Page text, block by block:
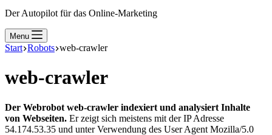
Der Autopilot für das Online-Marketing
Menu
Start Robots web-crawler
web-crawler
Der Webrobot web-crawler indexiert und analysiert Inhalte
von Webseiten. Er zeigt sich meistens mit der IP Adresse
54.174.53.35 und unter Verwendung des User Agent Mozilla/5.0